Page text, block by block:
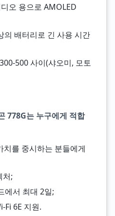
오 용으로 AMOLED
의 배터리로 긴 사용 시간
500 사이(샤오미, 모토
778G는 누구에게 적합
치를 중시하는 분들에게
처;
에서 최대 2일;
Fi 6E 지원.